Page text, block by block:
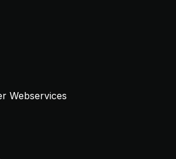
Webservices